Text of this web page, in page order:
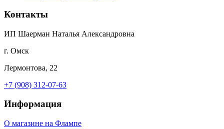
Контакты
ИП Шаерман Наталья Александровна
г. Омск
Лермонтова, 22
+7 (908) 312-07-63
Информация
О магазине на Флампе